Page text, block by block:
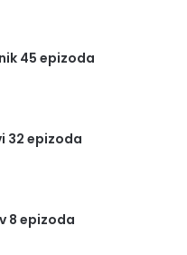
45 epizoda
32 epizoda
8 epizoda